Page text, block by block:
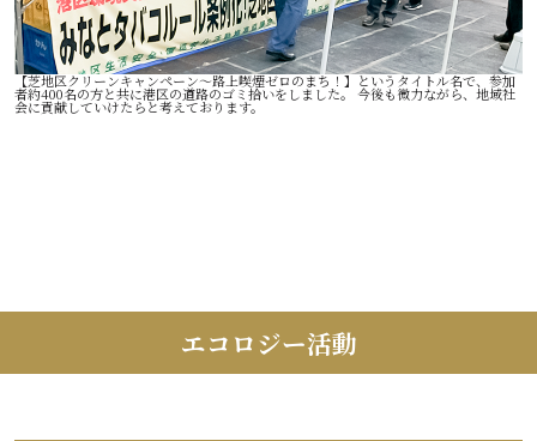
【芝地区クリーンキャンペーン～路上喫煙ゼロのまち！】というタイトル名で、参加
者約400名の方と共に港区の道路のゴミ拾いをしました。 今後も微力ながら、地域社
会に貢献していけたらと考えております。
エコロジー活動